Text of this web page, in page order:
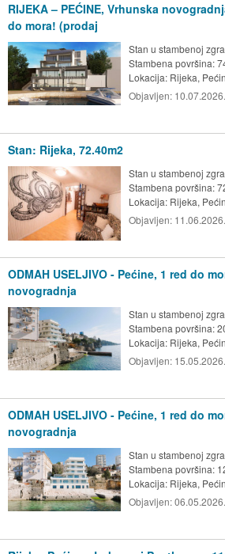
RIJEKA – PEĆINE, Vrhunska
do mora! (prodaj
Stan u stambenoj
Stambena površina:
Lokacija: Rijeka,
Objavljen: 10.07.2026.
Stan: Rijeka, 72.40m2
Stan u stambenoj
Stambena površina:
Lokacija: Rijeka,
Objavljen: 11.06.2026.
ODMAH USELJIVO - Pećine, 1 red do
novogradnja
Stan u stambenoj
Stambena površina:
Lokacija: Rijeka,
Objavljen: 15.05.2026.
ODMAH USELJIVO - Pećine, 1 red do
novogradnja
Stan u stambenoj
Stambena površina:
Lokacija: Rijeka,
Objavljen:06.05.2026.